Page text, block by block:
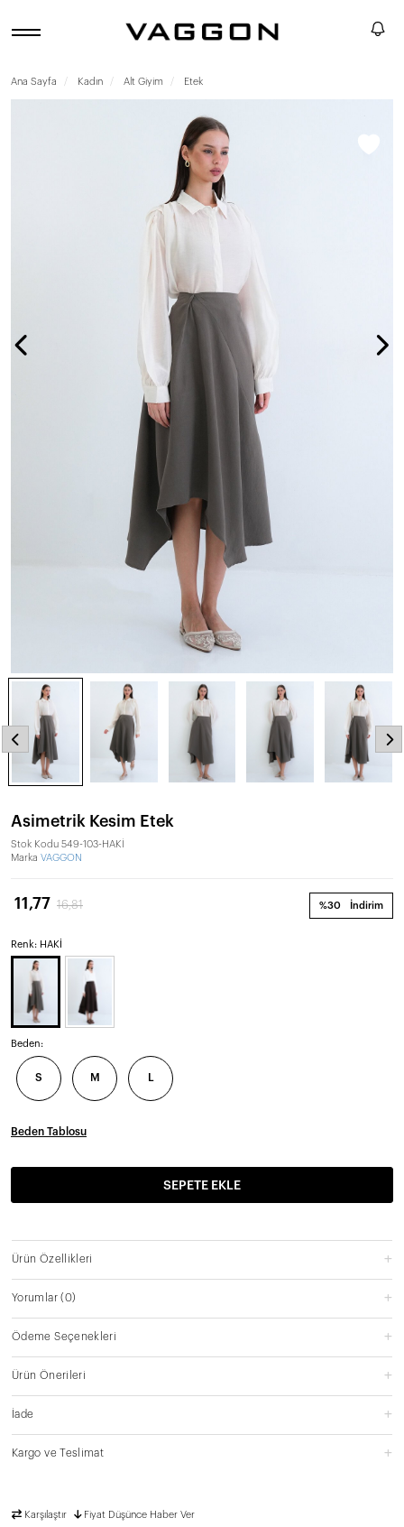
Ana Sayfa Kadın Alt Giyim Etek
Asimetrik Kesim Etek
Stok Kodu 549-103-HAKİ
Marka VAGGON
%30 İndirim
11,77 16,81
Renk: HAKİ
Beden:
S M L
Beden Tablosu
SEPETE EKLE
Ürün Özellikleri
Yorumlar(0)
Ödeme Seçenekleri
Ürün Önerileri
İade
Kargo ve Teslimat
Karşılaştır Fiyat Düşünce Haber Ver